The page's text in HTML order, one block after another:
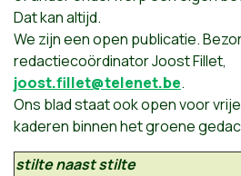
Dat kan altijd.
We zijn een open publicatie.
redactiecoördinator Joost Fillet,
joost.fillet@telenet.be.
Ons blad staat ook open voor
kaderen binnen het groene
stilte naast stilte